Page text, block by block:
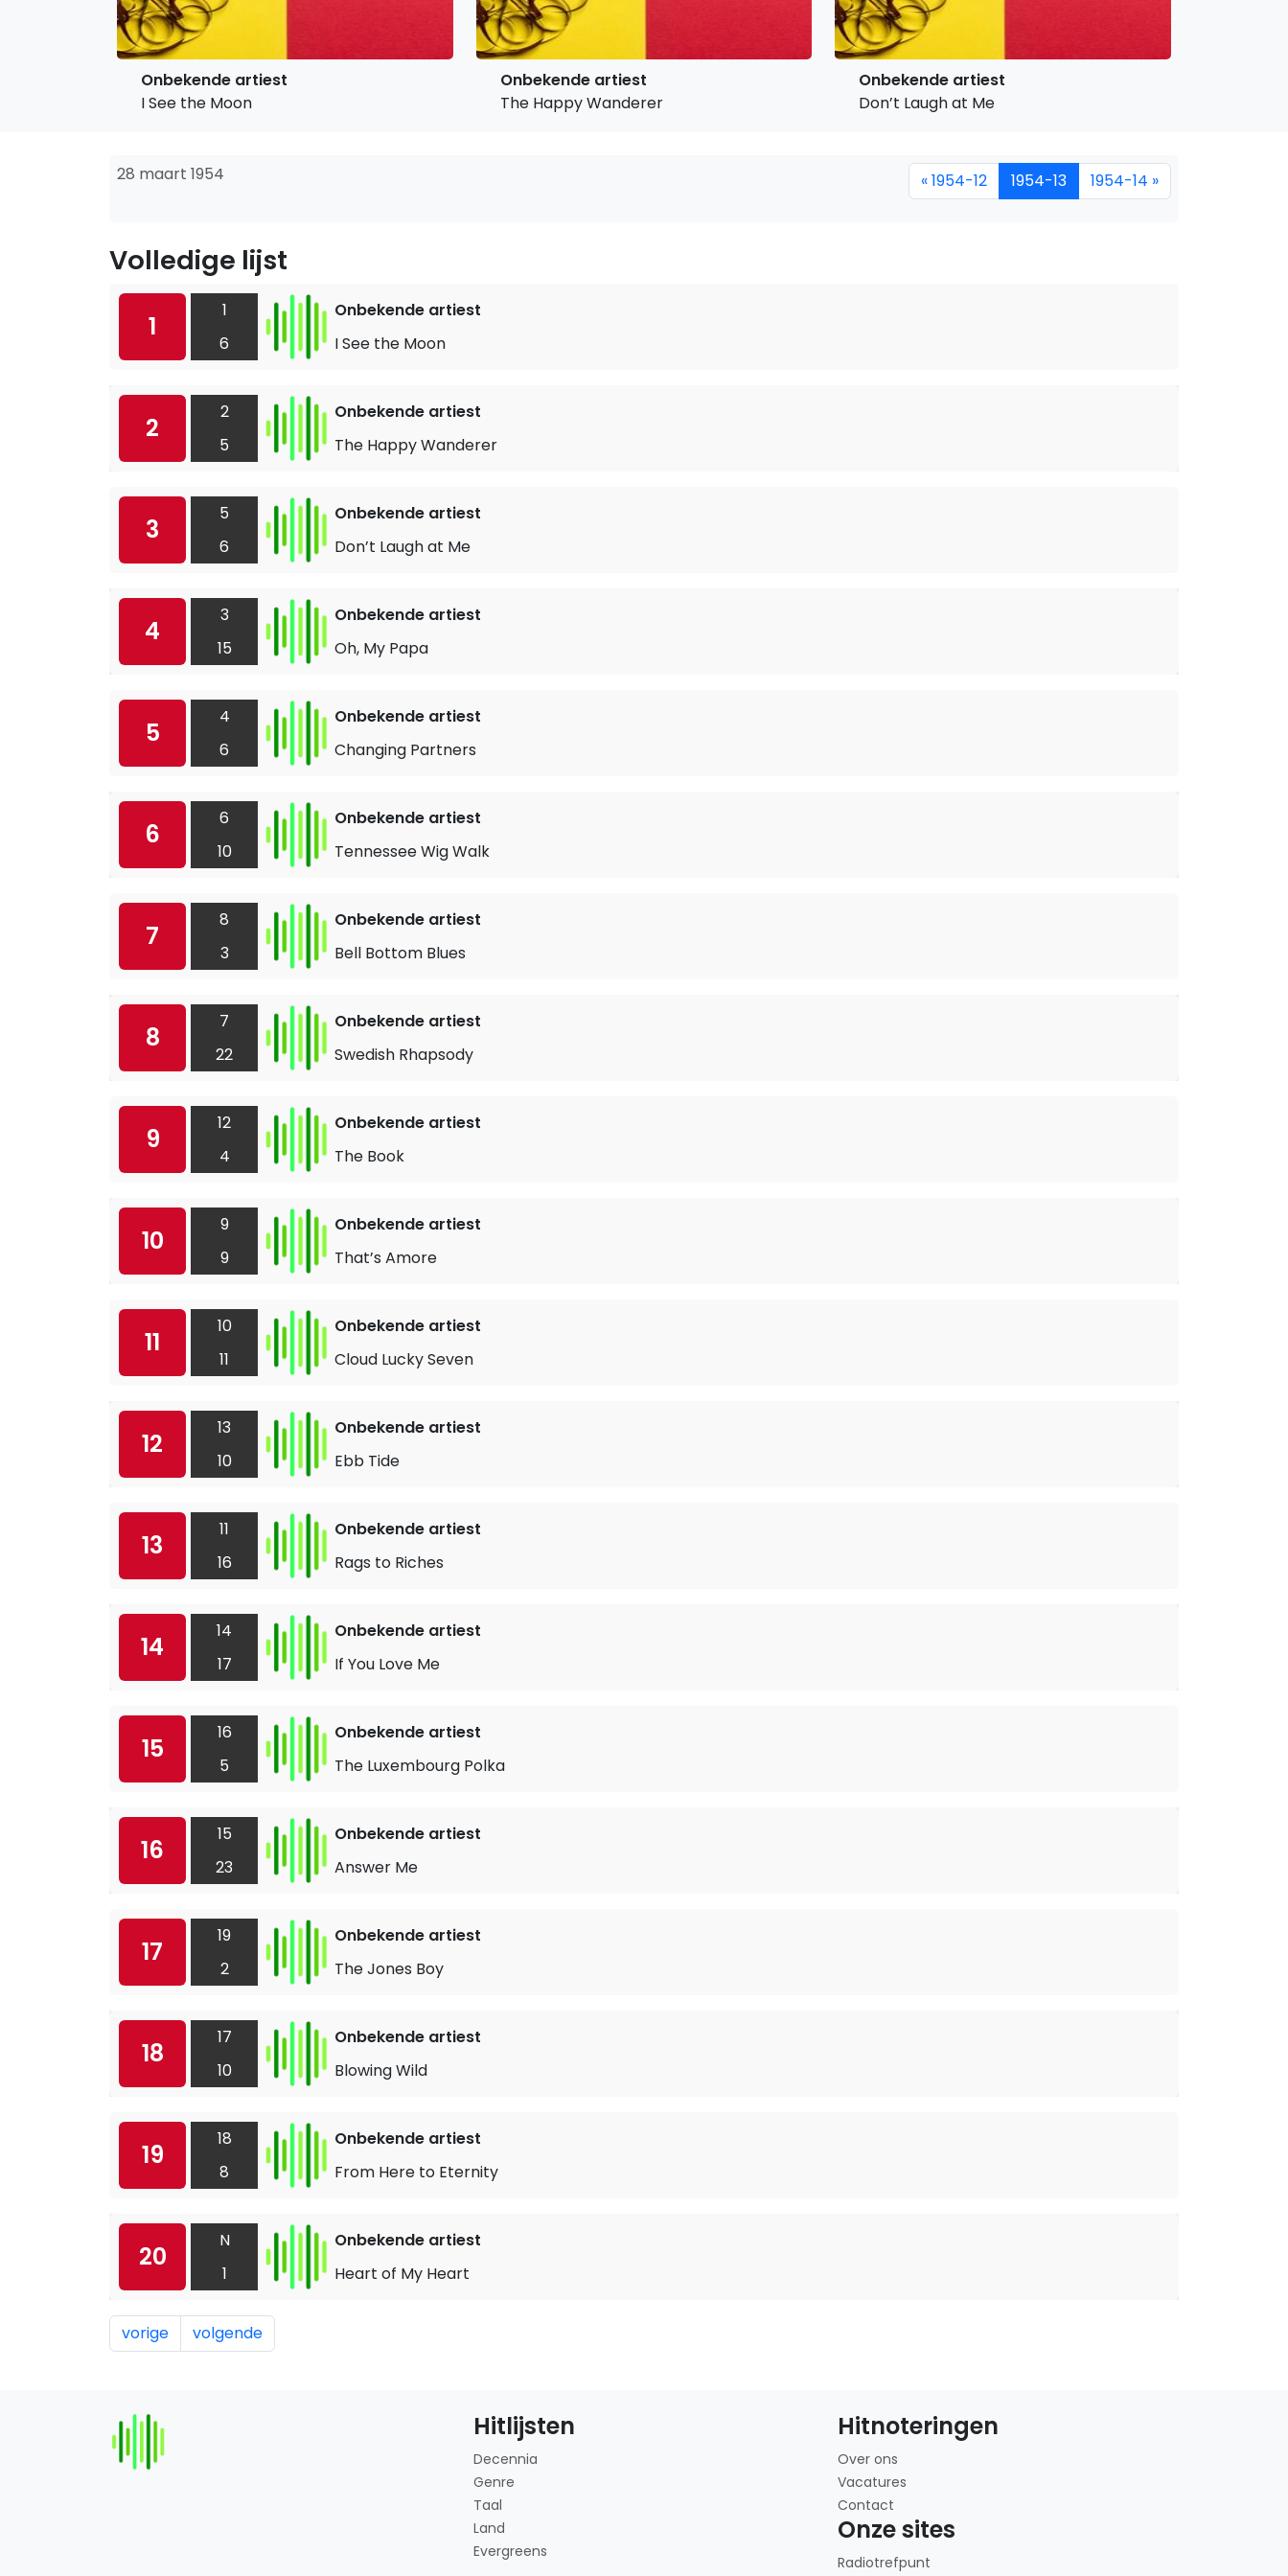
Onbekende artiest
I See the Moon
Onbekende artiest
The Happy Wanderer
Onbekende artiest
Don’t Laugh at Me
28 maart 1954 « 1954-12 1954-13 1954-14 »
Volledige lijst
1
1
6
Onbekende artiest
I See the Moon
2
2
5
Onbekende artiest
The Happy Wanderer
3
5
6
Onbekende artiest
Don’t Laugh at Me
4
3
15
Onbekende artiest
Oh, My Papa
5
4
6
Onbekende artiest
Changing Partners
6
6
10
Onbekende artiest
Tennessee Wig Walk
7
8
3
Onbekende artiest
Bell Bottom Blues
8
7
22
Onbekende artiest
Swedish Rhapsody
9
12
4
Onbekende artiest
The Book
10
9
9
Onbekende artiest
That’s Amore
11
10
11
Onbekende artiest
Cloud Lucky Seven
12
13
10
Onbekende artiest
Ebb Tide
13
11
16
Onbekende artiest
Rags to Riches
14
14
17
Onbekende artiest
If You Love Me
15
16
5
Onbekende artiest
The Luxembourg Polka
16
15
23
Onbekende artiest
Answer Me
17
19
2
Onbekende artiest
The Jones Boy
18
17
10
Onbekende artiest
Blowing Wild
19
18
8
Onbekende artiest
From Here to Eternity
20
N
1
Onbekende artiest
Heart of My Heart
vorige volgende
Hitlijsten
Decennia
Genre
Taal
Land
Evergreens
Hitnoteringen
Over ons
Vacatures
Contact
Onze sites
Radiotrefpunt